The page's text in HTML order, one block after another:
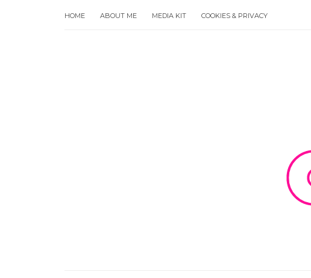
HOME ABOUT ME MEDIA KIT COOKIES & PRIVACY